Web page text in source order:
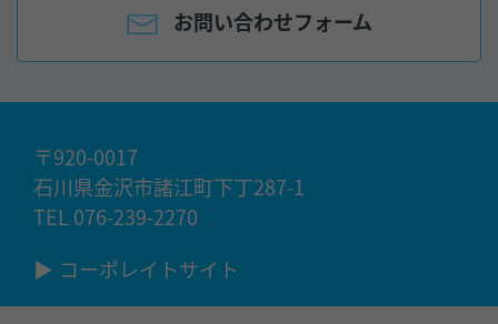
お問い合わせフォーム
〒920-0017
石川県金沢市諸江町下丁287-1
TEL 076-239-2270
▶ コーポレイトサイト